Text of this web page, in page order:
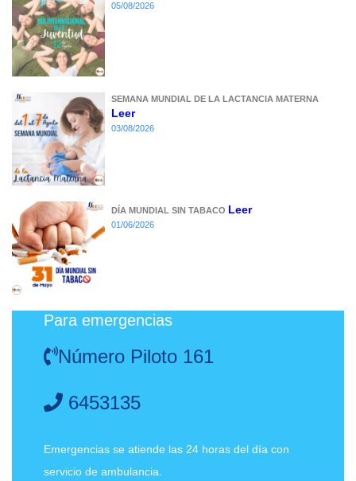
05/08/2026
SEMANA MUNDIAL DE LA LACTANCIA MATERNA
Leer
03/08/2026
DÍA MUNDIAL SIN TABACO Leer
01/06/2026
Para emergencias
Número Piloto 161
6453135
Emergencias se atiende las 24 horas del día con
servicio de ambulancia.